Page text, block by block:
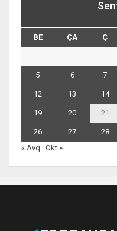
BE ÇA Ç
5 6 7
12 13 14
19 20 21
26 27 28
« Avq
Okt »